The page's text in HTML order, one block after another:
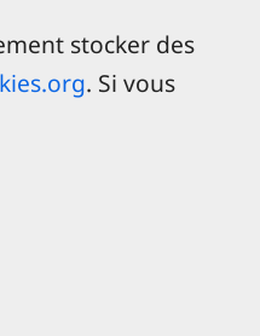
stocker des
. Si vous